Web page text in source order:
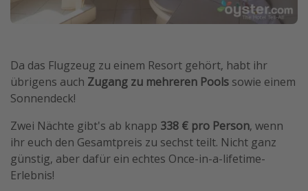
Da das Flugzeug zu einem Resort gehört, habt ihr
übrigens auch Zugang zu mehreren Pools sowie einem
Sonnendeck!
Zwei Nächte gibt's ab knapp 338 € pro Person, wenn
ihr euch den Gesamtpreis zu sechst teilt. Nicht ganz
günstig, aber dafür ein echtes Once-in-a-lifetime-
Erlebnis!